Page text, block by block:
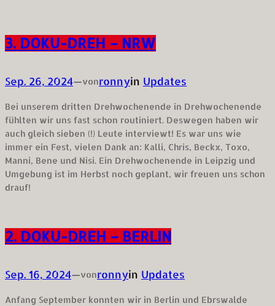
3. DOKU-DREH – NRW
Sep. 26, 2024—vonronnyin Updates
Bei unserem dritten Drehwochenende in Drehwochenende
fühlten wir uns fast schon routiniert. Deswegen haben wir
auch gleich sieben (!) Leute interviewt! Es war uns wie
immer ein Fest, vielen Dank an: Kalli, Chris, Beckx, Toxo,
Manni, Bene und Nisi. Ein Drehwochenende in Leipzig und
Umgebung ist im Herbst noch geplant, wir freuen uns schon
drauf!
2. DOKU-DREH – BERLIN
Sep. 16, 2024—vonronnyin Updates
Anfang September konnten wir in Berlin und Ebrswalde